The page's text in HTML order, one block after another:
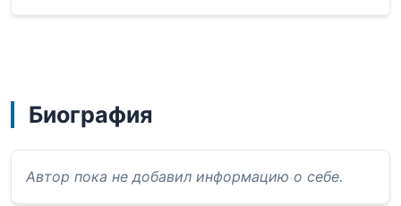
Биография
Автор пока не добавил информацию о себе.